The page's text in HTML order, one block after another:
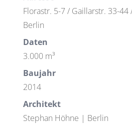
Florastr. 5-7 / Gaillarstr. 33-
Berlin
Daten
3.000 m³
Baujahr
2014
Architekt
Stephan Höhne | Berlin